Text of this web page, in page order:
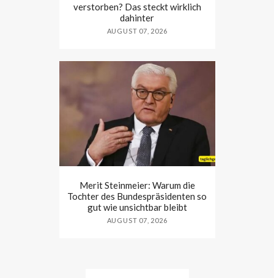
verstorben? Das steckt wirklich
dahinter
AUGUST 07, 2026
Merit Steinmeier: Warum die
Tochter des Bundespräsidenten so
gut wie unsichtbar bleibt
AUGUST 07, 2026